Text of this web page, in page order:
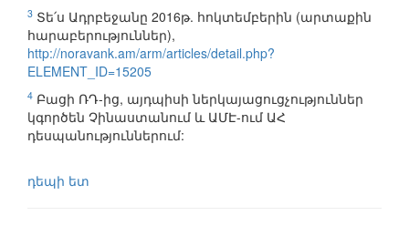
3 Տե՛ս Ադրբեջանը 2016թ. հոկտեմբերին (արտաքին
հարաբերություններ),
http://noravank.am/arm/articles/detail.php?
ELEMENT_ID=15205
4 Բացի ՌԴ-ից, այդպիսի ներկայացուցչություններ
կգործեն Չինաստանում և ԱՄԷ-ում ԱՀ
դեսպանություններում:
դեպի ետ